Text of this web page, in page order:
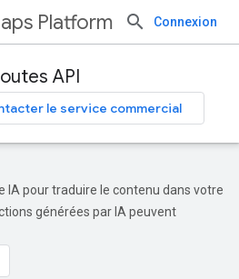
Platform Connexion
API
le service commercial
IA pour traduire le contenu dans votre
générées par IA peuvent